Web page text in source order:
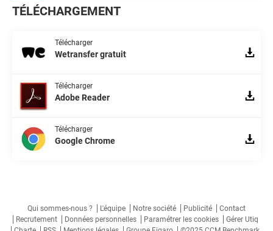
TÉLÉCHARGEMENT
Télécharger
Wetransfer gratuit
Télécharger
Adobe Reader
Télécharger
Google Chrome
Qui sommes-nous ? L'équipe Notre société Publicité
Contact
Recrutement
Données personnelles Paramétrer les cookies
Gérer Utiq